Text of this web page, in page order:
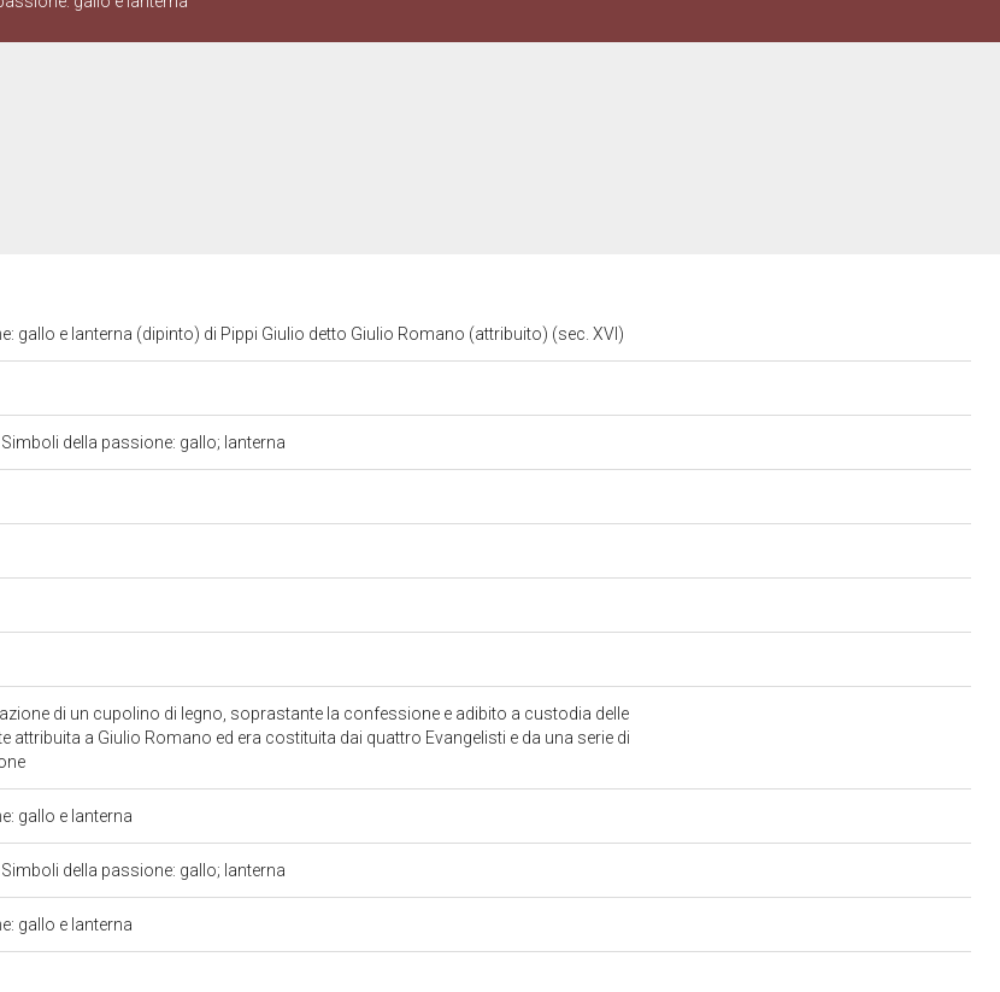
gallo e lanterna (dipinto) di Pippi Giulio detto Giulio Romano (attribuito) (sec. XVI)
della passione: gallo; lanterna
di un cupolino di legno, soprastante la confessione e adibito a custodia delle
attribuita a Giulio Romano ed era costituita dai quattro Evangelisti e da una serie di
gallo e lanterna
della passione: gallo; lanterna
gallo e lanterna